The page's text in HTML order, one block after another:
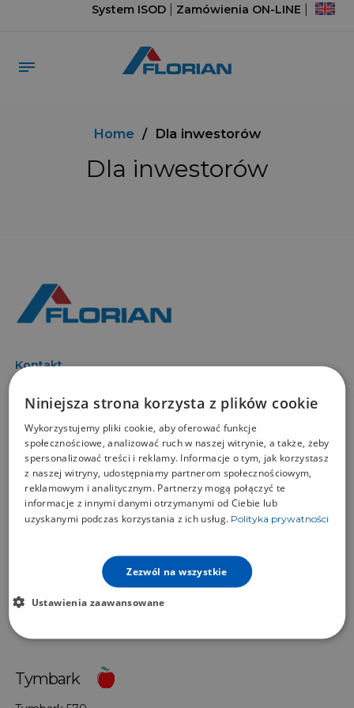
System ISOD Zamówienia ON-LINE
Home / Dla inwestorów
Dla inwestorów
Kontakt
Polityka cookies
Polityka prywatności
Kutno
Metalowa 11 A
+48 724 202 231
+48 24 355 14 65
fax+48 24 355 14 66
Tymbark
Niniejsza strona korzysta z plików cookie
Wykorzystujemy pliki cookie, aby oferować funkcje
społecznościowe, analizować ruch w naszej witrynie, a także, żeby
spersonalizować treści i reklamy. Informacje o tym, jak korzystasz
z naszej witryny, udostępniamy partnerom społecznościowym,
reklamowym i analitycznym. Partnerzy mogą połączyć te
informacje z innymi danymi otrzymanymi od Ciebie lub
uzyskanymi podczas korzystania z ich usług. Polityka prywatności
Zezwól na wszystkie
Ustawienia zaawansowane